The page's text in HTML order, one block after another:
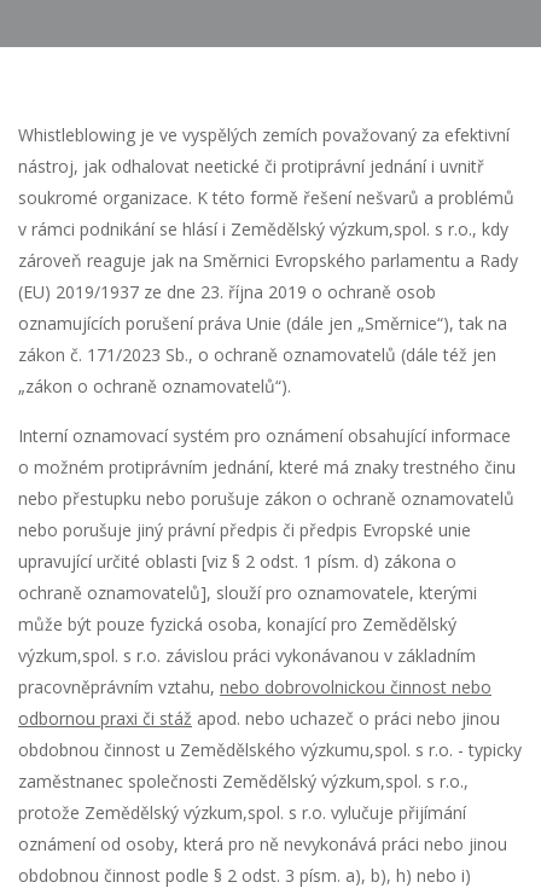
Whistleblowing je ve vyspělých zemích považovaný za efektivní
nástroj, jak odhalovat neetické či protiprávní jednání i uvnitř
soukromé organizace. K této formě řešení nešvarů a problémů
v rámci podnikání se hlásí i Zemědělský výzkum,spol. s r.o., kdy
zároveň reaguje jak na Směrnici Evropského parlamentu a Rady
(EU) 2019/1937 ze dne 23. října 2019 o ochraně osob
oznamujících porušení práva Unie (dále jen „Směrnice“), tak na
zákon č. 171/2023 Sb., o ochraně oznamovatelů (dále též jen
„zákon o ochraně oznamovatelů“).
Interní oznamovací systém pro oznámení obsahující informace
o možném protiprávním jednání, které má znaky trestného činu
nebo přestupku nebo porušuje zákon o ochraně oznamovatelů
nebo porušuje jiný právní předpis či předpis Evropské unie
upravující určité oblasti [viz § 2 odst. 1 písm. d) zákona o
ochraně oznamovatelů], slouží pro oznamovatele, kterými
může být pouze fyzická osoba, konající pro Zemědělský
výzkum,spol. s r.o. závislou práci vykonávanou v základním
pracovněprávním vztahu, nebo dobrovolnickou činnost nebo
odbornou praxi či stáž apod. nebo uchazeč o práci nebo jinou
obdobnou činnost u Zemědělského výzkumu,spol. s r.o. - typicky
zaměstnanec společnosti Zemědělský výzkum,spol. s r.o.,
protože Zemědělský výzkum,spol. s r.o. vylučuje přijímání
oznámení od osoby, která pro ně nevykonává práci nebo jinou
obdobnou činnost podle § 2 odst. 3 písm. a), b), h) nebo i)